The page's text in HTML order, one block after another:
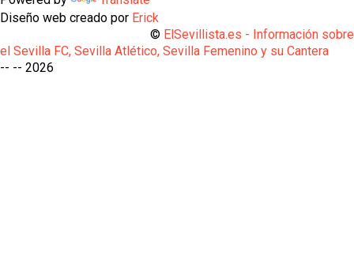
Diseño web creado por Erick
© ElSevillista.es - Información sobre
el Sevilla FC, Sevilla Atlético, Sevilla Femenino y su Cantera
-- -- 2026